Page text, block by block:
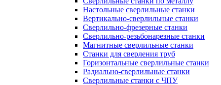
Настольные сверлильные станки
Вертикально-сверлильные станки
Сверлильно-фрезерные станки
Сверлильно-резьбонарезные станки
Магнитные сверлильные станки
Станки для сверления труб
Горизонтальные сверлильные станки
Радиально-сверлильные станки
Сверлильные станки с ЧПУ